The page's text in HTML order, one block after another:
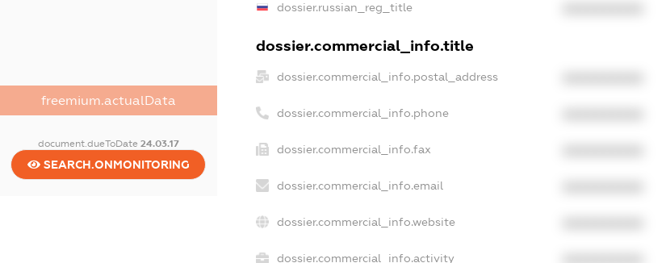
freemium.actualData
document.dueToDate 24.03.17
SEARCH.ONMONITORING
dossier.russian_reg_title
dossier.commercial_info.title
dossier.commercial_info.postal_address
dossier.commercial_info.phone
dossier.commercial_info.fax
dossier.commercial_info.email
dossier.commercial_info.website
dossier.commercial_info.activity